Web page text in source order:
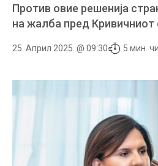
Против овие решенија
на жалба пред Кривичниот
25. Април 2025. @ 09:30 5 мин.